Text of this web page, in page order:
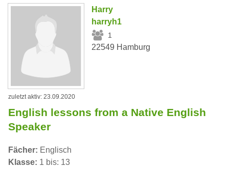
Harry
harryh1
1
22549 Hamburg
zuletzt aktiv: 23.09.2020
English lessons from a Native English
Speaker
Fächer: Englisch
Klasse: 1 bis: 13